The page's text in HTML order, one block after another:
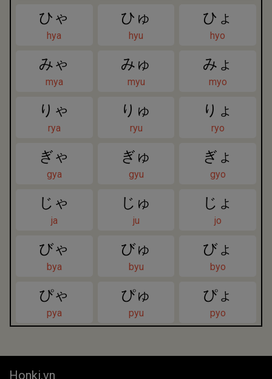
ひゃ
hya
ひゅ
hyu
ひょ
hyo
みゃ
mya
みゅ
myu
みょ
myo
りゃ
rya
りゅ
ryu
りょ
ryo
ぎゃ
gya
ぎゅ
gyu
ぎょ
gyo
じゃ
ja
じゅ
ju
じょ
jo
びゃ
bya
びゅ
byu
びょ
byo
ぴゃ
pya
ぴゅ
pyu
ぴょ
pyo
Honki.vn